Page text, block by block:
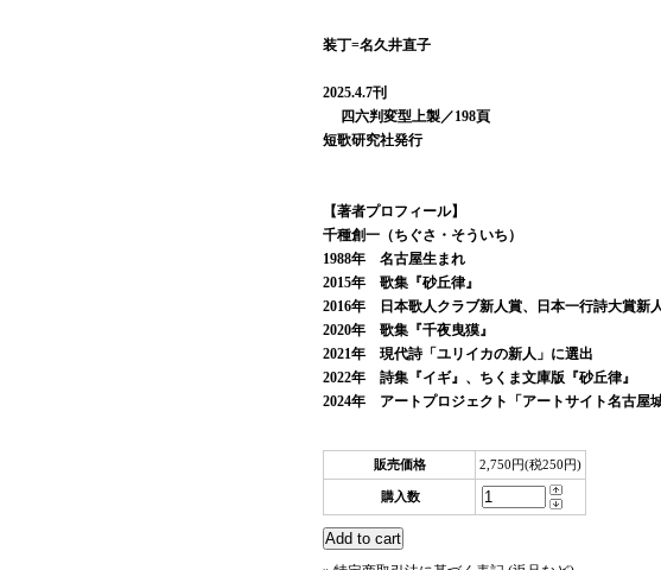
装丁=名久井直子
2025.4.7刊
四六判変型上製／198頁
短歌研究社発行
【著者プロフィール】
千種創一（ちぐさ・そういち）
1988年 名古屋生まれ
2015年 歌集『砂丘律』
2016年 日本歌人クラブ新人賞、日本一行詩大賞新
2020年 歌集『千夜曳獏』
2021年 現代詩「ユリイカの新人」に選出
2022年 詩集『イギ』、ちくま文庫版『砂丘律』
2024年 アートプロジェクト「アートサイト名古屋
販売価格 2,750円(税250円)
購入数